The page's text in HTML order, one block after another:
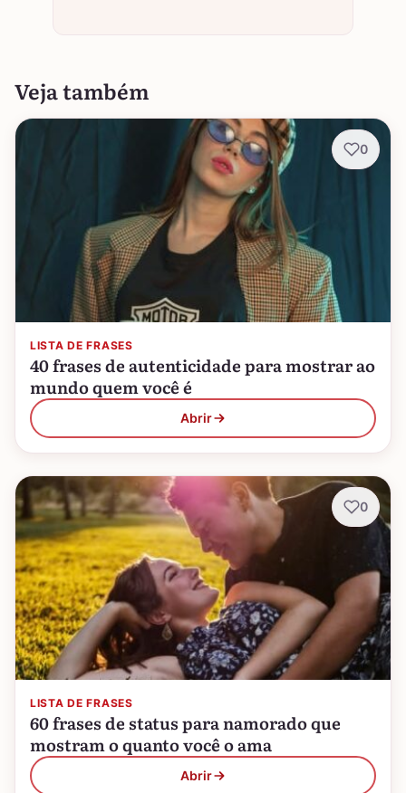
Veja também
LISTA DE FRASES
40 frases de autenticidade para mostrar ao
mundo quem você é
Abrir
0
LISTA DE FRASES
60 frases de status para namorado que
mostram o quanto você o ama
Abrir
0